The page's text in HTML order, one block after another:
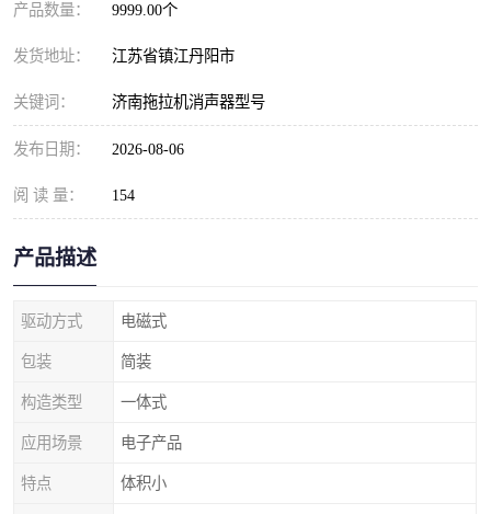
产品数量： 9999.00个
发货地址： 江苏省镇江丹阳市
关键词： 济南拖拉机消声器型号
发布日期： 2026-08-06
阅 读 量： 154
产品描述
驱动方式 电磁式
包装 简装
构造类型 一体式
应用场景 电子产品
特点 体积小